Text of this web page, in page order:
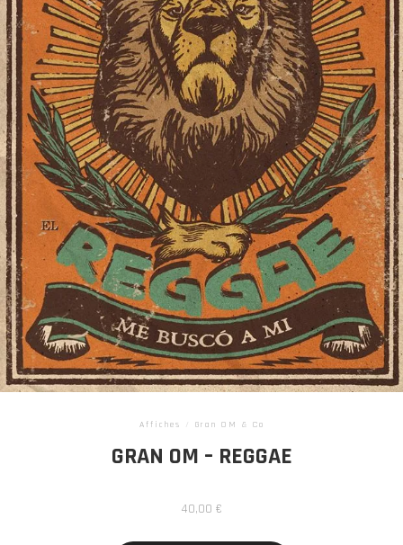
Affiches Gran OM & Co
GRAN OM – REGGAE
40,00 €